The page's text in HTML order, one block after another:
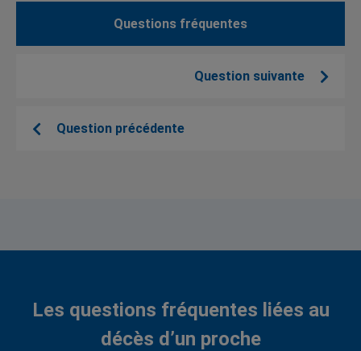
Question précédente
Questions fréquentes
Question suivante
Les questions fréquentes liées au
décès d’un proche